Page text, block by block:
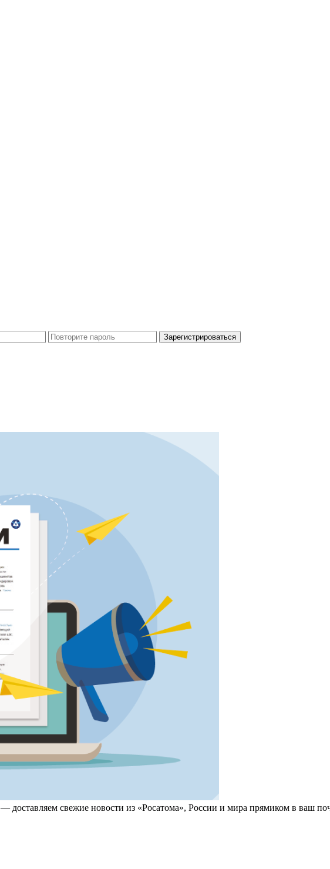
— доставляем свежие новости из «Росатома», России и мира прямиком в ваш